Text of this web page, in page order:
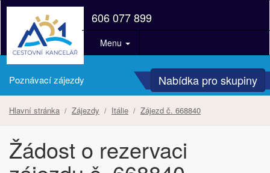
606 077 899
Menu
Poznávací zájezdy Nabídka pro skupiny
Hlavní stránka Zájezdy Itálie Zájezd č. 668840
Žádost o rezervaci